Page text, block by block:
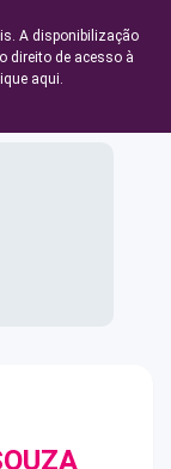
A disponibilização
direito de acesso à
aqui.